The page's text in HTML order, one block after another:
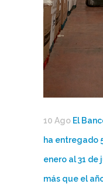
10 Ago El
ha entregado
enero al 31 de
más que el